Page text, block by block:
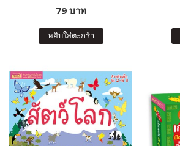
79 บาท
หยิบใส่ตะกร้า